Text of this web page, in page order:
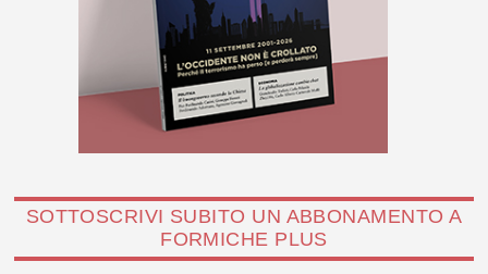
SOTTOSCRIVI SUBITO UN ABBONAMENTO A
FORMICHE PLUS